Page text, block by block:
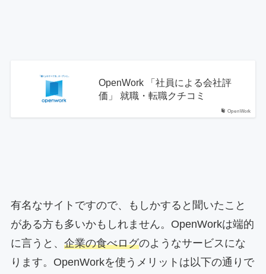
OpenWork
OpenWork 「社員による会社評
価」 就職・転職クチコミ
有名なサイトですので、もしかすると聞いたこと
がある方も多いかもしれません。OpenWorkは端的
に言うと、 企業の食べログのようなサービスにな
ります。OpenWorkを使うメリットは以下の通りで